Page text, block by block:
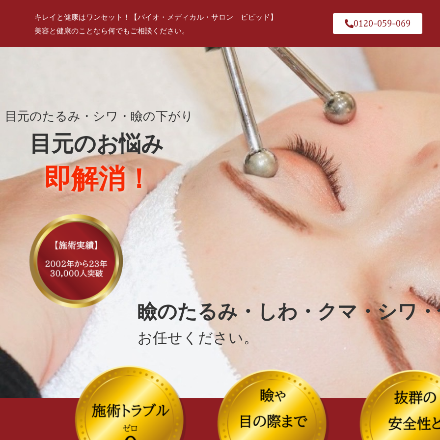
キレイと健康はワンセット！【バイオ・メディカル・サロン ビビッド】
美容と健康のことなら何でもご相談ください。
0120-059-069
目元のたるみ・シワ・瞼の下がり
目元のお悩み
即解消！
瞼のたるみ・しわ・クマ・シワ
お任せください。